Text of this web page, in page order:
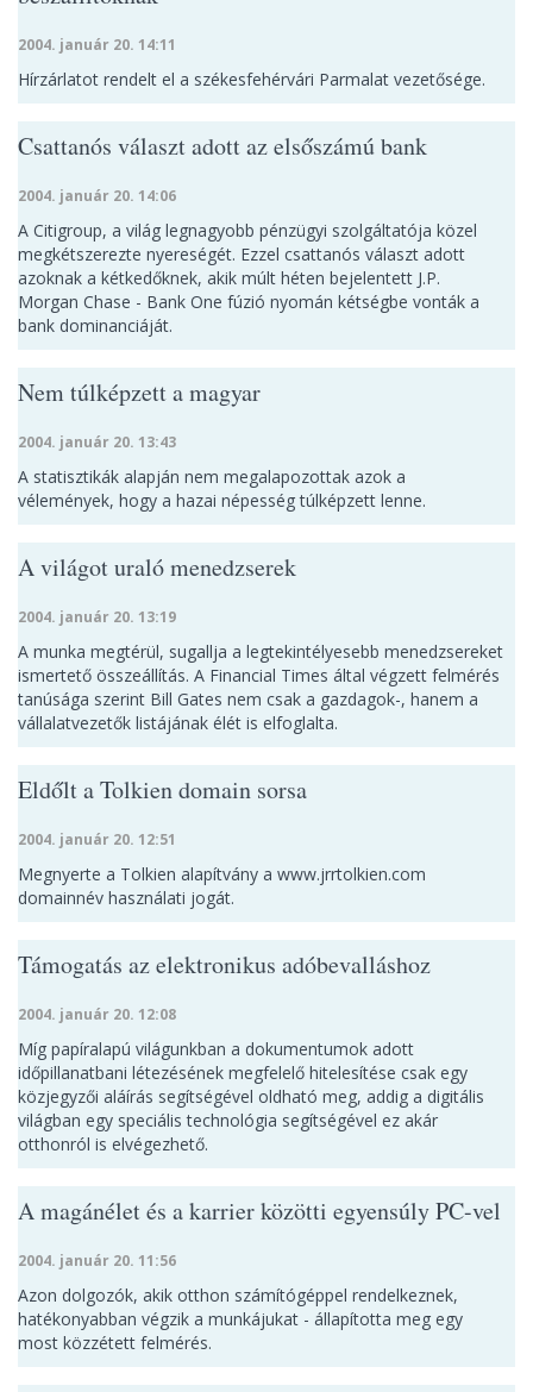
2004. január 20. 14:11
Hírzárlatot rendelt el a székesfehérvári Parmalat vezetősége.
Csattanós választ adott az elsőszámú bank
2004. január 20. 14:06
A Citigroup, a világ legnagyobb pénzügyi szolgáltatója közel
megkétszerezte nyereségét. Ezzel csattanós választ adott
azoknak a kétkedőknek, akik múlt héten bejelentett J.P.
Morgan Chase - Bank One fúzió nyomán kétségbe vonták a
bank dominanciáját.
Nem túlképzett a magyar
2004. január 20. 13:43
A statisztikák alapján nem megalapozottak azok a
vélemények, hogy a hazai népesség túlképzett lenne.
A világot uraló menedzserek
2004. január 20. 13:19
A munka megtérül, sugallja a legtekintélyesebb menedzsereket
ismertető összeállítás. A Financial Times által végzett felmérés
tanúsága szerint Bill Gates nem csak a gazdagok-, hanem a
vállalatvezetők listájának élét is elfoglalta.
Eldőlt a Tolkien domain sorsa
2004. január 20. 12:51
Megnyerte a Tolkien alapítvány a www.jrrtolkien.com
domainnév használati jogát.
Támogatás az elektronikus adóbevalláshoz
2004. január 20. 12:08
Míg papíralapú világunkban a dokumentumok adott
időpillanatbani létezésének megfelelő hitelesítése csak egy
közjegyzői aláírás segítségével oldható meg, addig a digitális
világban egy speciális technológia segítségével ez akár
otthonról is elvégezhető.
A magánélet és a karrier közötti egyensúly PC-vel
2004. január 20. 11:56
Azon dolgozók, akik otthon számítógéppel rendelkeznek,
hatékonyabban végzik a munkájukat - állapította meg egy
most közzétett felmérés.